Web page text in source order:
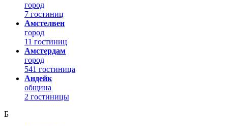
город
7 гостиниц
Амстелвен
город
11 гостиниц
Амстердам
город
541 гостиница
Андейк
община
2 гостиницы
Б